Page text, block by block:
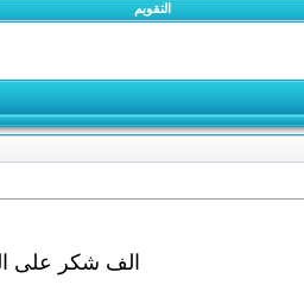
التقويم
الف شكر على